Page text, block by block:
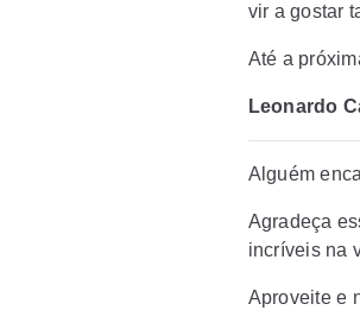
vir a gostar
Até a
Leonardo
Alguém
Agradeça
incríveis na
Aproveite e